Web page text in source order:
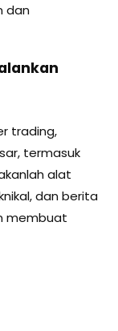
dan
trading,
termasuk
alat
dan berita
membuat